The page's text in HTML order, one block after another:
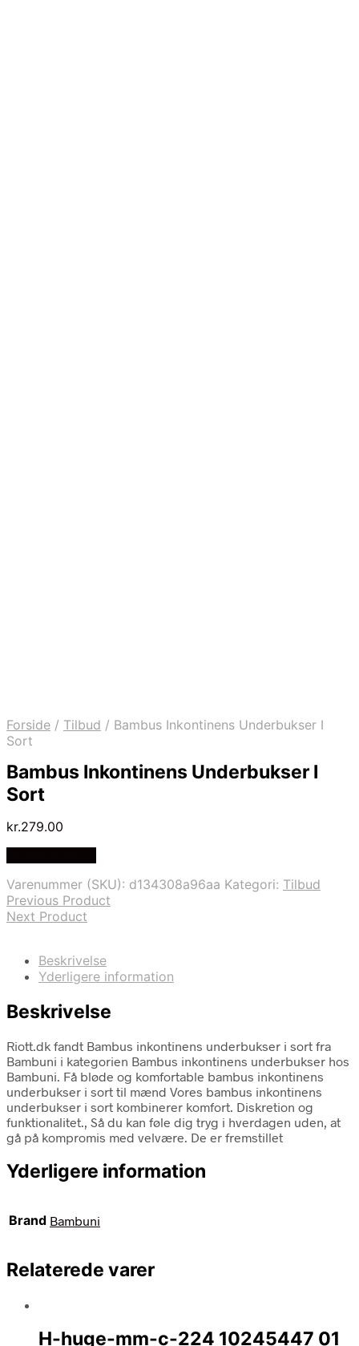
Forside / Tilbud / Bambus Inkontinens Underbukser I
Sort
Bambus Inkontinens Underbukser I
Sort
kr.279.00
Varenummer (SKU): d134308a96aa Kategori: Tilbud
Previous Product
Next Product
Beskrivelse
Yderligere information
Beskrivelse
Riott.dk fandt Bambus inkontinens underbukser i sort fra
Bambuni i kategorien Bambus inkontinens underbukser hos
Bambuni. Få bløde og komfortable bambus inkontinens
underbukser i sort til mænd Vores bambus inkontinens
underbukser i sort kombinerer komfort. Diskretion og
funktionalitet., Så du kan føle dig tryg i hverdagen uden, at
gå på kompromis med velvære. De er fremstillet
Yderligere information
Brand Bambuni
Relaterede varer
H-huge-mm-c-224 10245447 01